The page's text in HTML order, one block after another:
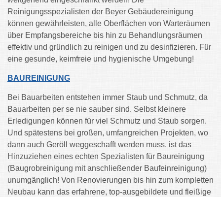
Reinigungsspezialisten der Beyer Gebäudereinigung
können gewährleisten, alle Oberflächen von Warteräumen
über Empfangsbereiche bis hin zu Behandlungsräumen
effektiv und gründlich zu reinigen und zu desinfizieren. Für
eine gesunde, keimfreie und hygienische Umgebung!
BAUREINIGUNG
Bei Bauarbeiten entstehen immer Staub und Schmutz, da
Bauarbeiten per se nie sauber sind. Selbst kleinere
Erledigungen können für viel Schmutz und Staub sorgen.
Und spätestens bei großen, umfangreichen Projekten, wo
dann auch Geröll weggeschafft werden muss, ist das
Hinzuziehen eines echten Spezialisten für Baureinigung
(Baugrobreinigung mit anschließender Baufeinreinigung)
unumgänglich! Von Renovierungen bis hin zum kompletten
Neubau kann das erfahrene, top-ausgebildete und fleißige